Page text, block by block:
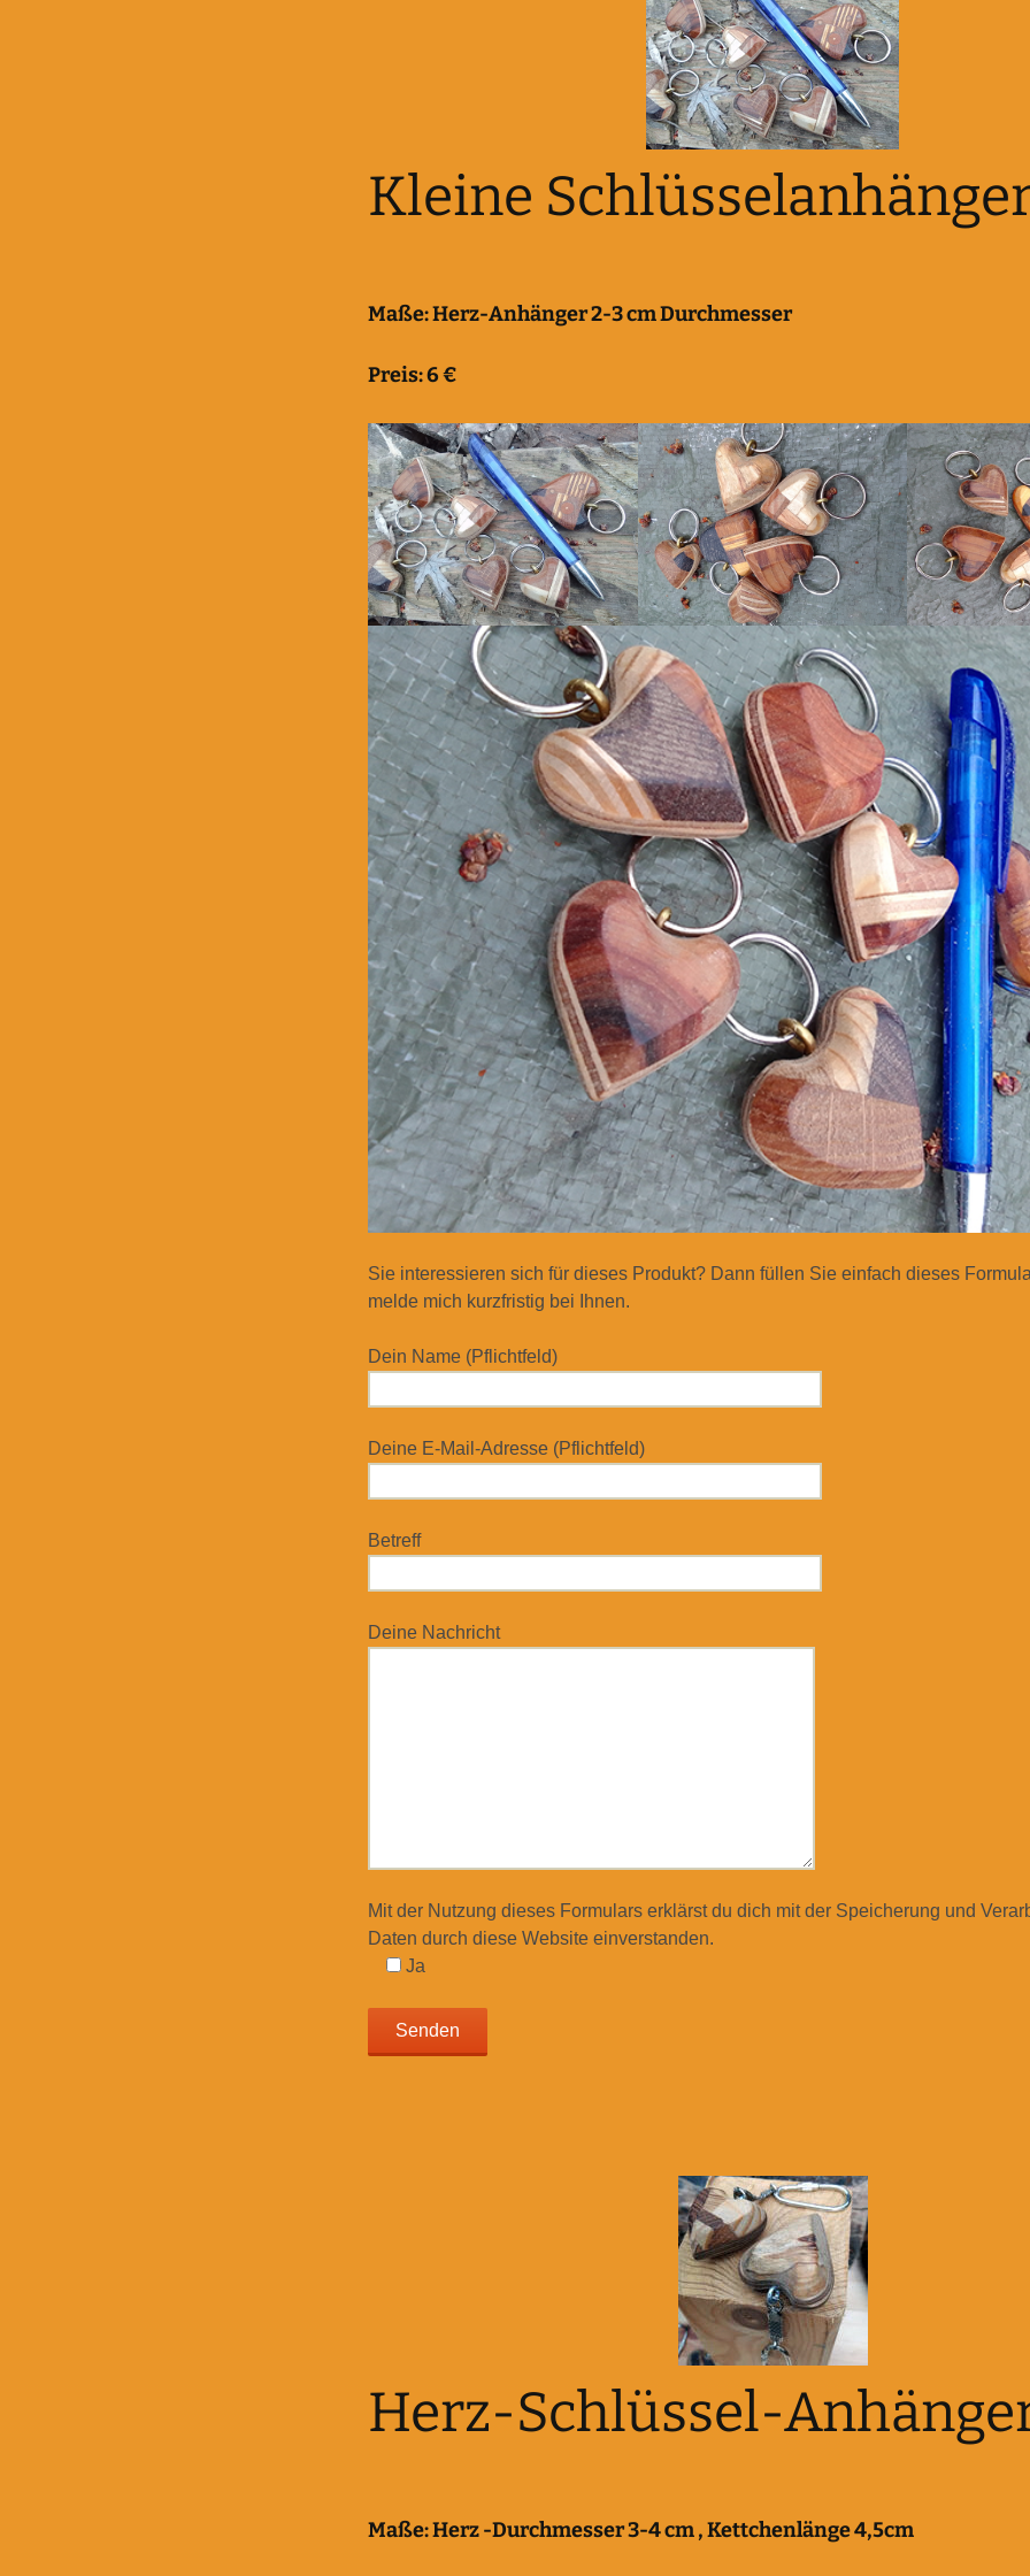
Kleine
Maße:Herz-Anhänger 2-3 cm Durchmesser
Preis: 6 €
Sie interessieren sich für dieses Produkt? Dann füllen Sie einfach dieses
melde mich kurzfristig bei Ihnen.
Dein Name (Pflichtfeld)
Deine E-Mail-Adresse (Pflichtfeld)
Betreff
Deine Nachricht
Mit der Nutzung dieses Formulars erklärst du dich mit der Speicherung und
Daten durch diese Website einverstanden.
Ja
Herz-Schlüssel-
Maße:Herz -Durchmesser 3-4 cm , Kettchenlänge 4,5cm